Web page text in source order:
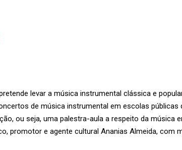
levar a música instrumental clássica e
de música instrumental em escolas
ou seja, uma palestra-aula a respeito da
promotor e agente cultural Ananias Almeida,